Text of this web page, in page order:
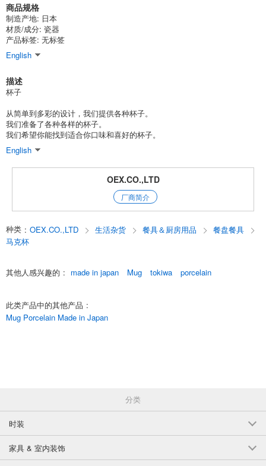
商品规格
制造产地: 日本
材质/成分: 瓷器
产品标签: 无标签
English
描述
杯子
从简单到多彩的设计，我们提供各种杯子。
我们准备了各种各样的杯子。
我们希望你能找到适合你口味和喜好的杯子。
English
OEX.CO.,LTD
厂商简介
种类 : OEX.CO.,LTD 生活杂货 餐具＆厨房用品
餐盘餐具
马克杯
其他人感兴趣的 : made in japan Mug tokiwa porcelain
此类产品中的其他产品 :
Mug Porcelain Made in Japan
分类
时装
家具 & 室内装饰